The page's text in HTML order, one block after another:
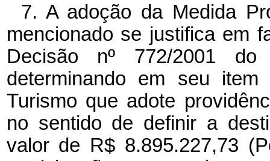
7. A adoção da Medida
mencionado se justifica em
Decisão nº 772/2001
determinando em seu
Turismo que adote
no sentido de definir a
valor de R$ 8.895.227,73